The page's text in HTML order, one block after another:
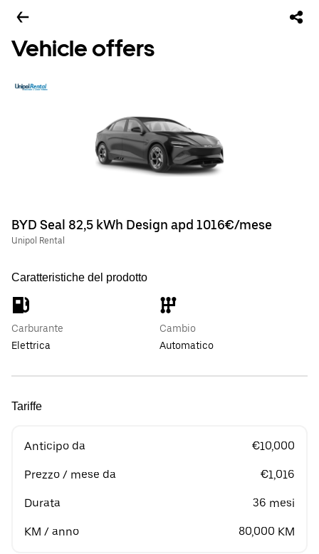
Vehicle offers
BYD Seal 82,5 kWh Design apd 1016€/mese
Unipol Rental
Caratteristiche del prodotto
Carburante
Elettrica
Cambio
Automatico
Tariffe
Anticipo da €10,000
Prezzo / mese da €1,016
Durata 36 mesi
KM / anno 80,000 KM